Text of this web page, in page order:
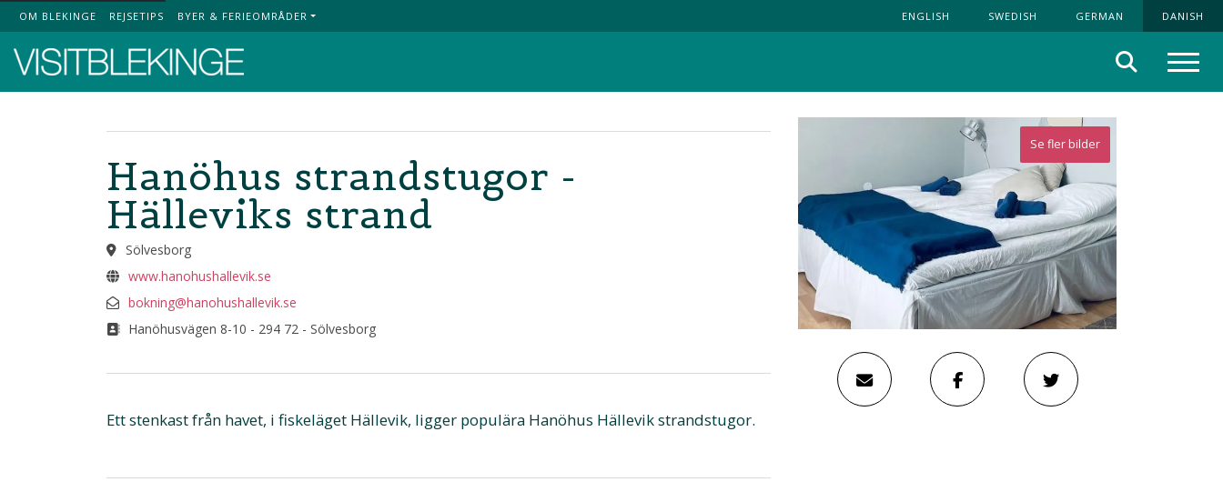
Top Menu
OM BLEKINGE REJSETIPS BYER & FERIEOMRÅDER ENGLISH SWEDISH GERMAN DANISH
Søg
Se fler bilder
Hanöhus strandstugor -
Hälleviks strand
Sölvesborg
www.hanohushallevik.se
bokning@hanohushallevik.se
Hanöhusvägen 8-10 - 294 72 - Sölvesborg
Ett stenkast från havet, i fiskeläget Hällevik, ligger populära Hanöhus Hällevik strandstugor.